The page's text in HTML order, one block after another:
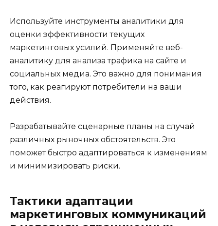
Используйте инструменты аналитики для
оценки эффективности текущих
маркетинговых усилий. Применяйте веб-
аналитику для анализа трафика на сайте и
социальных медиа. Это важно для понимания
того, как реагируют потребители на ваши
действия.
Разрабатывайте сценарные планы на случай
различных рыночных обстоятельств. Это
поможет быстро адаптироваться к изменениям
и минимизировать риски.
Тактики адаптации
маркетинговых коммуникаций